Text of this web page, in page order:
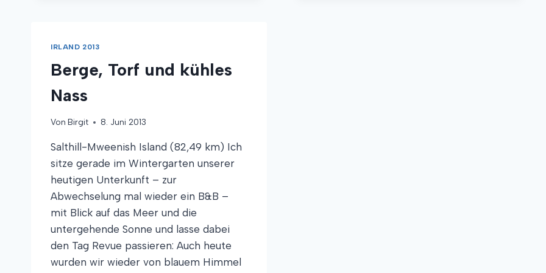
IRLAND 2013
Berge, Torf und kühles
Nass
Von Birgit 8. Juni 2013
Salthill-Mweenish Island (82,49 km) Ich
sitze gerade im Wintergarten unserer
heutigen Unterkunft – zur
Abwechselung mal wieder ein B&B –
mit Blick auf das Meer und die
untergehende Sonne und lasse dabei
den Tag Revue passieren: Auch heute
wurden wir wieder von blauem Himmel